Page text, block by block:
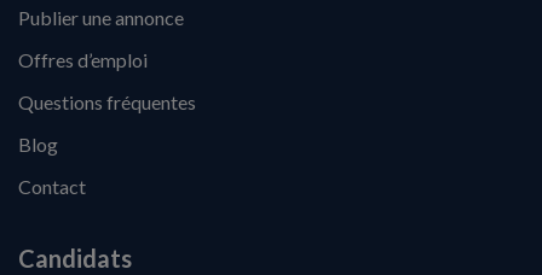
Publier une annonce
Offres d’emploi
Questions fréquentes
Blog
Contact
Candidats